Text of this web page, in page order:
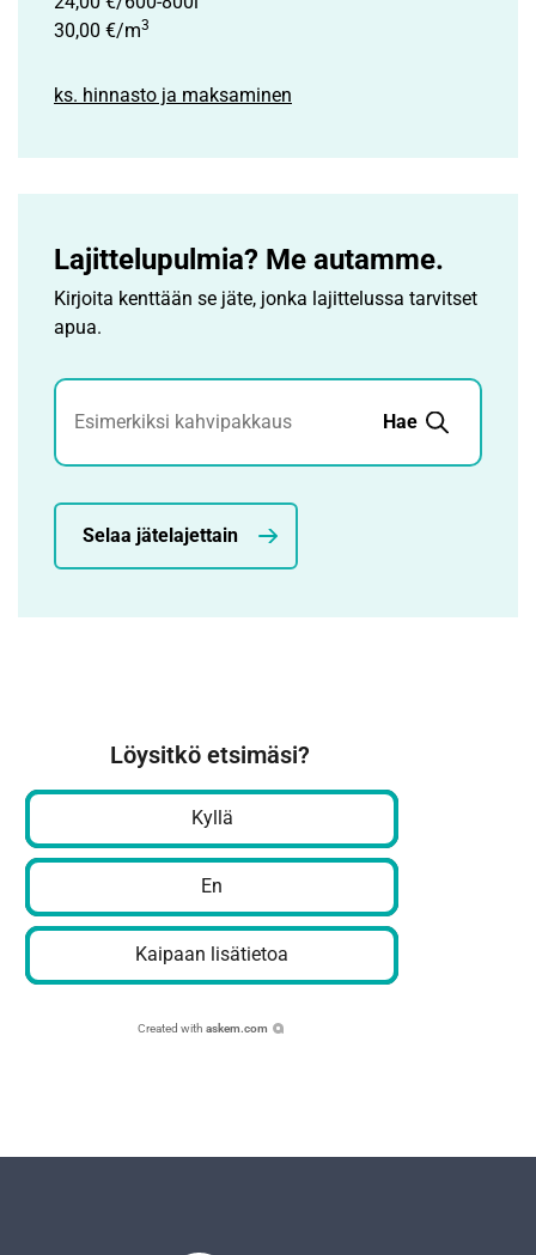
30,00 €/m3
ks. hinnasto ja maksaminen
Lajittelupulmia? Me autamme.
Kirjoita kenttään se jäte, jonka lajittelussa tarvitset
apua.
Jätehaku
Hae
Selaa jätelajettain
Löysitkö etsimäsi?
Kyllä
En
Kaipaan lisätietoa
Created with askem.com